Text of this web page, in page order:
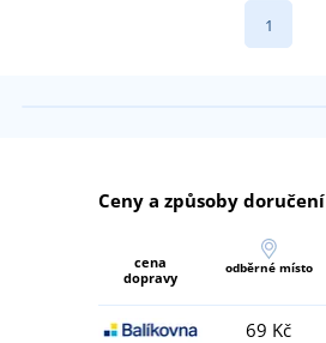
1
Ceny a způsoby doručení
cena
dopravy
odběrné místo
69 Kč